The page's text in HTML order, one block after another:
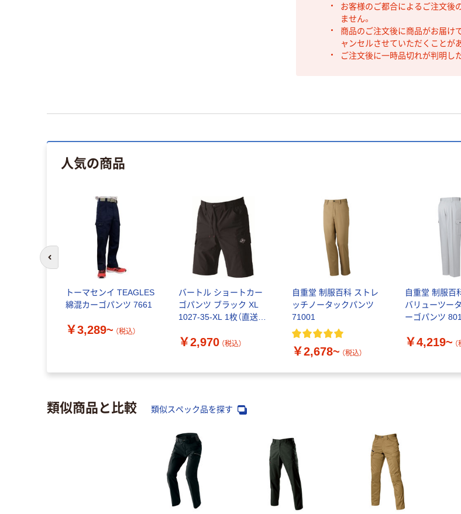
お客様のご都合によるご注文後
ません。
商品のご注文後に商品がお届け
ャンセルさせていただくことが
ご注文後に一時品切れが判明し
人気の商品
トーマセンイ TEAGLES
綿混カーゴパンツ 7661
￥3,289~ （税込）
バートル ショートカー
ゴパンツ ブラック XL
1027-35-XL 1枚（直送
￥2,970 （税込）
自重堂 制服百科 ストレ
ッチノータックパンツ
71001
￥2,678~ （税込）
自重堂 制服百
バリューツー
ーゴパンツ
￥4,219~
前のスライドへ
類似商品と比較 類似スペック品を探す